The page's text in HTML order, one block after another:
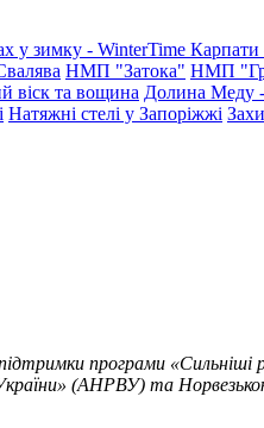
у зимку - WinterTime Карпати
НМП "Затока" НМП
віск та вощина Долина Меду -
Натяжні стелі у Запоріжжі
програми
(АНРВУ) та